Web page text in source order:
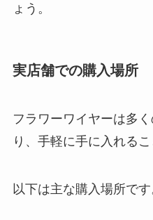
ょう。
実店舗での購入場所
フラワーワイヤーは多
り、手軽に手に入れるこ
以下は主な購入場所です